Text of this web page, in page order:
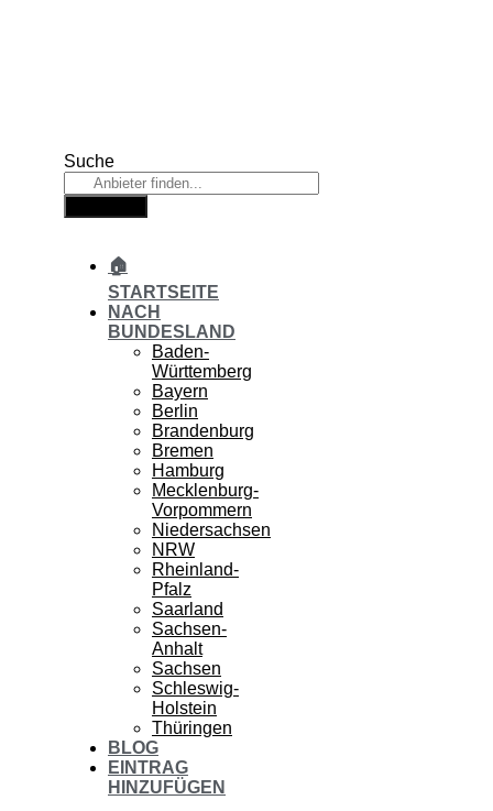
Suche
🏠
STARTSEITE
NACH
BUNDESLAND
Baden-
Württemberg
Bayern
Berlin
Brandenburg
Bremen
Hamburg
Mecklenburg-
Vorpommern
Niedersachsen
NRW
Rheinland-
Pfalz
Saarland
Sachsen-
Anhalt
Sachsen
Schleswig-
Holstein
Thüringen
BLOG
EINTRAG
HINZUFÜGEN